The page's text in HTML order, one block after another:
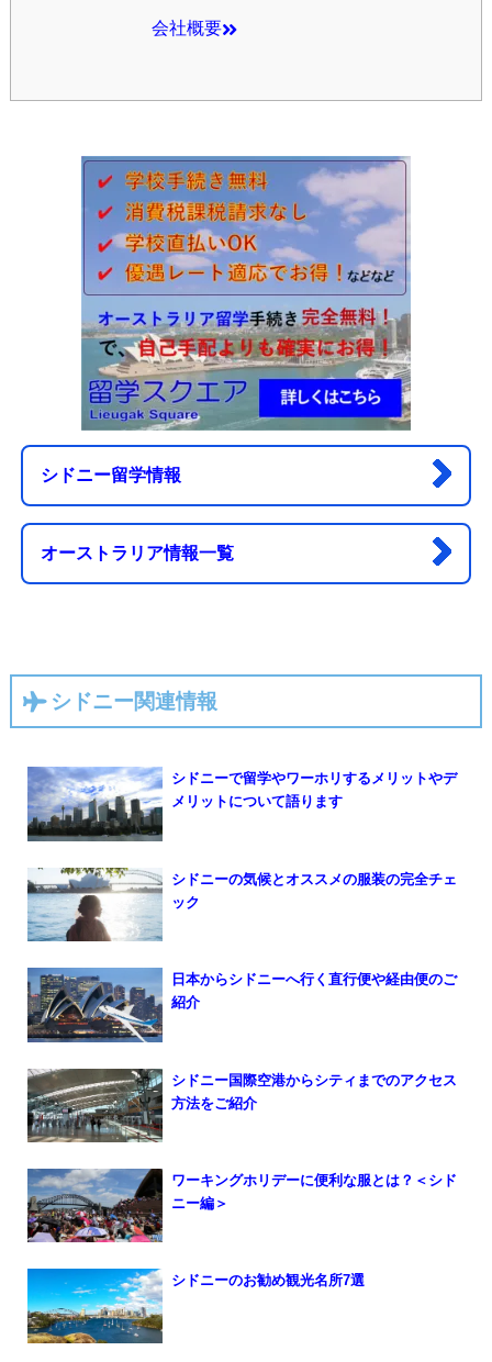
会社概要
シドニー留学情報
オーストラリア情報一覧
シドニー関連情報
シドニーで留学やワーホリするメリットやデ
メリットについて語ります
シドニーの気候とオススメの服装の完全チェ
ック
日本からシドニーへ行く直行便や経由便のご
紹介
シドニー国際空港からシティまでのアクセス
方法をご紹介
ワーキングホリデーに便利な服とは？＜シド
ニー編＞
シドニーのお勧め観光名所7選